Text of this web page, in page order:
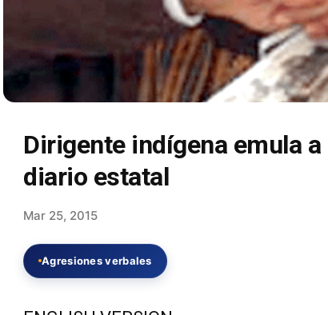
Dirigente indígena emula
diario estatal
Mar 25, 2015
Agresiones verbales